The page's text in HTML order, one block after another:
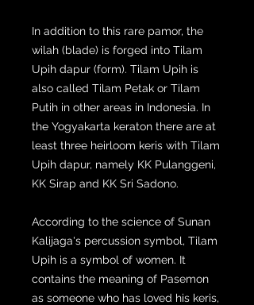
In addition to this rare pamor, the
wilah (blade) is forged into Tilam
Upih dapur (form). Tilam Upih is
also called Tilam Petak or Tilam
Putih in other areas in Indonesia. In
the Yogyakarta keraton there are at
least three heirloom keris with Tilam
Upih dapur, namely KK Pulanggeni,
KK Sirap and KK Sri Sadono.
According to the science of Sunan
Kalijaga's percussion symbol, Tilam
Upih is a symbol of women. It
contains the meaning of Pasemon
as someone who has loved his keris,